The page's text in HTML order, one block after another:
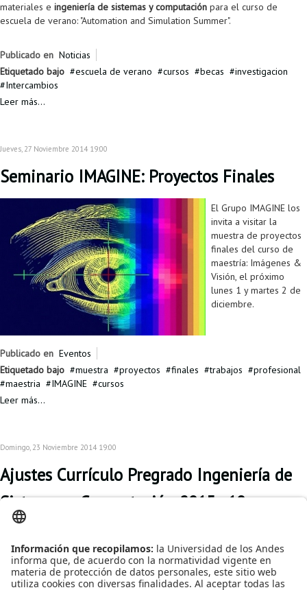
materiales e ingeniería de sistemas y computación para el curso de
escuela de verano: "Automation and Simulation Summer".
Publicado en Noticias
Etiquetado bajo
escuela de verano cursos becas
investigacion
Intercambios
Leer más...
Jueves, 27 Noviembre 2014 19:00
Seminario IMAGINE: Proyectos Finales
El Grupo IMAGINE los
invita a visitar la
muestra de proyectos
finales del curso de
maestría: Imágenes &
Visión, el próximo
lunes 1 y martes 2 de
diciembre.
Publicado en Eventos
Etiquetado bajo
muestra proyectos finales trabajos
profesional
maestria
IMAGINE
cursos
Leer más...
Domingo, 23 Noviembre 2014 19:00
Ajustes Currículo Pregrado Ingeniería de
Sistemas y Computación 2015 - 10
el desarrollo de
habilidades propuestas
en nuestro currículo,